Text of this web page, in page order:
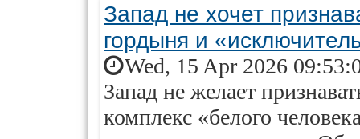
Запад не хочет
гордыня и
Wed, 15 Apr 2026
Запад не желает
комплекс «белого